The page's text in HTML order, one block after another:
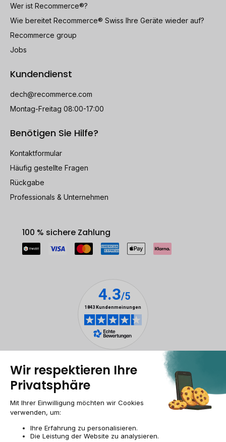
Wer ist Recommerce®?
Wie bereitet Recommerce® Swiss Ihre Geräte wieder auf?
Recommerce group
Jobs
Kundendienst
dech@recommerce.com
Montag-Freitag 08:00-17:00
Benötigen Sie Hilfe?
Kontaktformular
Häufig gestellte Fragen
Rückgabe
Professionals & Unternehmen
100 % sichere Zahlung
Rechtliche Hinweise
Cookie-Verwaltung
Allgemeine Geschäftsbedingungen
Personenbezogener daten
Webseite der Recommerce Group